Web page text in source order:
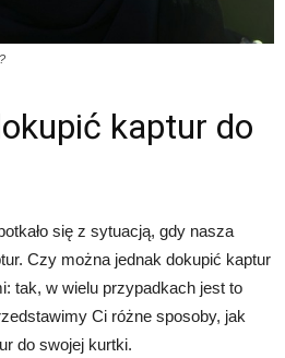
kaptur do
się z sytuacją, gdy nasza
Czy można jednak dokupić kaptur
tak, w wielu przypadkach jest to
Ci różne sposoby, jak
do swojej kurtki.